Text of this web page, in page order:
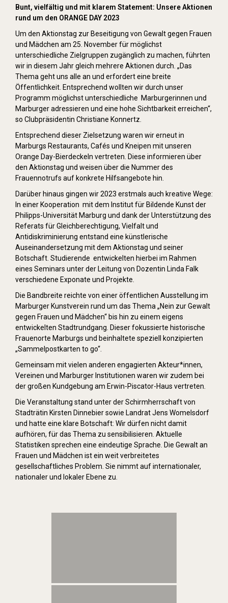
Bunt, vielfältig und mit klarem Statement: Unsere Aktionen
rund um den ORANGE DAY 2023
Um den Aktionstag zur Beseitigung von Gewalt gegen Frauen
und Mädchen am 25. November für möglichst
unterschiedliche Zielgruppen zugänglich zu machen, führten
wir in diesem Jahr gleich mehrere Aktionen durch. „Das
Thema geht uns alle an und erfordert eine breite
Öffentlichkeit. Entsprechend wollten wir durch unser
Programm möglichst unterschiedliche Marburgerinnen und
Marburger adressieren und eine hohe Sichtbarkeit erreichen“,
so Clubpräsidentin Christiane Konnertz.
Entsprechend dieser Zielsetzung waren wir erneut in
Marburgs Restaurants, Cafés und Kneipen mit unseren
Orange Day-Bierdeckeln vertreten. Diese informieren über
den Aktionstag und weisen über die Nummer des
Frauennotrufs auf konkrete Hilfsangebote hin.
Darüber hinaus gingen wir 2023 erstmals auch kreative Wege:
In einer Kooperation mit dem Institut für Bildende Kunst der
Philipps-Universität Marburg und dank der Unterstützung des
Referats für Gleichberechtigung, Vielfalt und
Antidiskriminierung entstand eine künstlerische
Auseinandersetzung mit dem Aktionstag und seiner
Botschaft. Studierende entwickelten hierbei im Rahmen
eines Seminars unter der Leitung von Dozentin Linda Falk
verschiedene Exponate und Projekte.
Die Bandbreite reichte von einer öffentlichen Ausstellung im
Marburger Kunstverein rund um das Thema „Nein zur Gewalt
gegen Frauen und Mädchen“ bis hin zu einem eigens
entwickelten Stadtrundgang. Dieser fokussierte historische
Frauenorte Marburgs und beinhaltete speziell konzipierten
„Sammelpostkarten to go“.
Gemeinsam mit vielen anderen engagierten Akteur*innen,
Vereinen und Marburger Institutionen waren wir zudem bei
der großen Kundgebung am Erwin-Piscator-Haus vertreten.
Die Veranstaltung stand unter der Schirmherrschaft von
Stadträtin Kirsten Dinnebier sowie Landrat Jens Womelsdorf
und hatte eine klare Botschaft: Wir dürfen nicht damit
aufhören, für das Thema zu sensibilisieren. Aktuelle
Statistiken sprechen eine eindeutige Sprache. Die Gewalt an
Frauen und Mädchen ist ein weit verbreitetes
gesellschaftliches Problem. Sie nimmt auf internationaler,
nationaler und lokaler Ebene zu.